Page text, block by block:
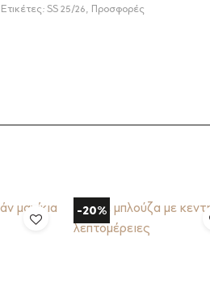
Ετικέτες: SS 25/26 Προσφορές
-20%